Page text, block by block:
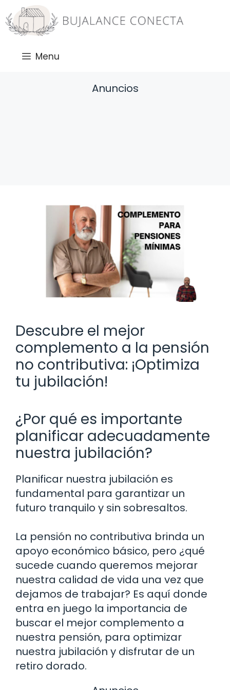
Saltar
al
contenido
Menu
Anuncios
Descubre el mejor
complemento a la pensión
no contributiva: ¡Optimiza
tu jubilación!
¿Por qué es importante
planificar adecuadamente
nuestra jubilación?
Planificar nuestra jubilación es
fundamental para garantizar un
futuro tranquilo y sin sobresaltos.
La pensión no contributiva brinda un
apoyo económico básico, pero ¿qué
sucede cuando queremos mejorar
nuestra calidad de vida una vez que
dejamos de trabajar? Es aquí donde
entra en juego la importancia de
buscar el mejor complemento a
nuestra pensión, para optimizar
nuestra jubilación y disfrutar de un
retiro dorado.